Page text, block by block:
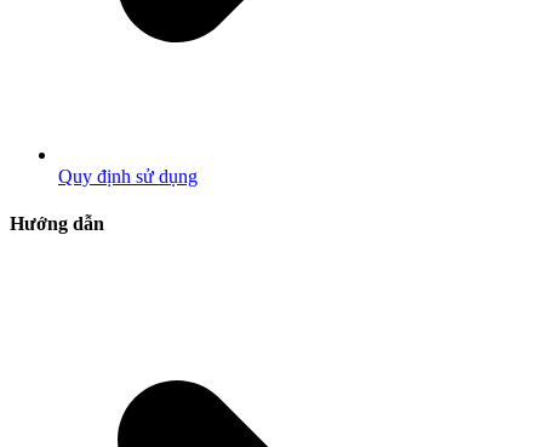
Quy định sử dụng
Hướng dẫn